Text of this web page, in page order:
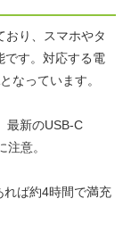
おり、スマホやタ
です。対応する電
なっています。
最新のUSB-C
意。
ば約4時間で満充